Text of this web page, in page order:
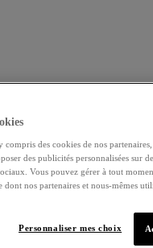
compris des cookies de nos
des publicités personnalisées sur
Vous pouvez gérer à tout
nos partenaires et nous-mêmes
Personnaliser mes choix